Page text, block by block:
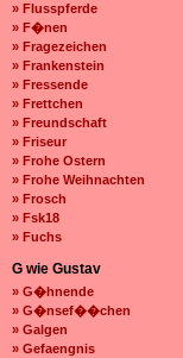
» Flusspferde
» F�nen
» Fragezeichen
» Frankenstein
» Fressende
» Frettchen
» Freundschaft
» Friseur
» Frohe Ostern
» Frohe Weihnachten
» Frosch
» Fsk18
» Fuchs
G wie Gustav
» G�hnende
» G�nsef��chen
» Galgen
» Gefaengnis